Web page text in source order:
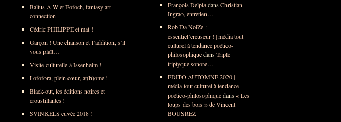
Baltus A-W et Fofoch, fantasy art
connection
Cédric PHILIPPE et mat !
Garçon ! Une chanson et l’addition, s’il
vous plaît…
Visite culturelle à Issenheim !
Lofofora, plein cœur, at(h)ome !
Black-out, les éditions noires et
croustillantes !
SVINKELS cuvée 2018 !
François DelpladansChristian
Ingrao, entretien…
Rob Da NoiZe :
essentiel’creuseur ! | média tout
culturel à tendance poético-
philosophiquedansTriple
triptyque sonore…
EDITO AUTOMNE 2020 |
média tout culturel à tendance
poético-philosophiquedans« Les
loups des bois » de Vincent
BOUSREZ